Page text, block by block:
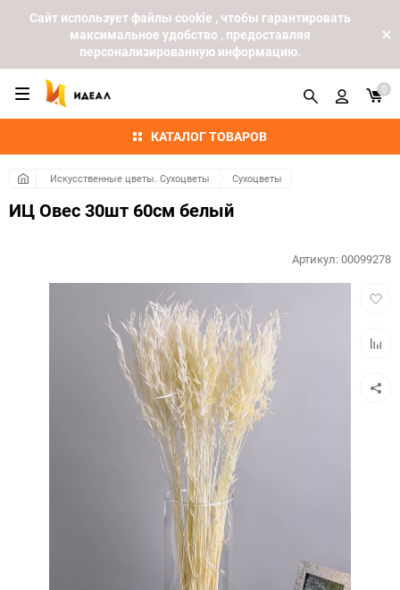
Cайт использует файлы cookie , чтобы гарантировать
максимальное удобство , предоставляя
персонализированную информацию.
КАТАЛОГ ТОВАРОВ
0
Искусственные цветы. Сухоцветы Сухоцветы
ИЦ Овес 30шт 60см белый
Артикул:00099278